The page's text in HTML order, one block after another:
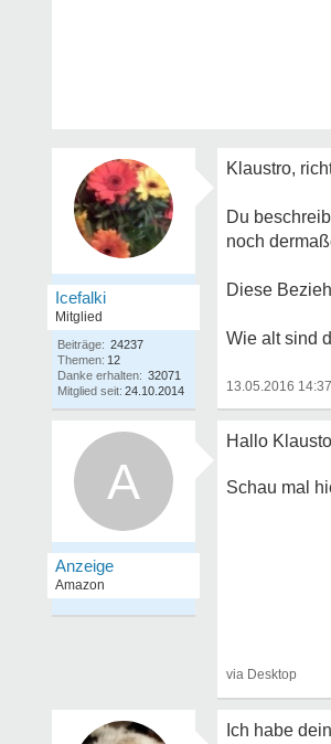
Icefalki
Mitglied
Beiträge: 24237
Themen: 12
Danke erhalten: 32071
Mitglied seit: 24.10.2014
Klaustro,
Du
noch
Diese
Wie alt sind
13.05.2016 14:37
A
Ich habe